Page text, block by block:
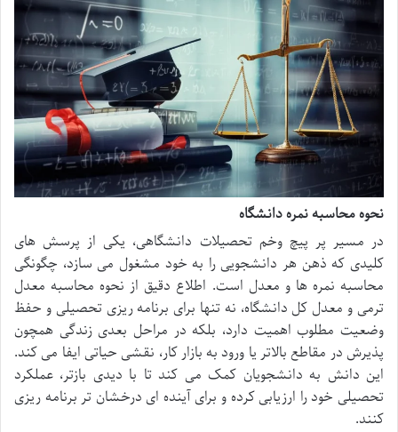
نحوه محاسبه نمره دانشگاه
در مسیر پر پیچ وخم تحصیلات دانشگاهی، یکی از پرسش های
کلیدی که ذهن هر دانشجویی را به خود مشغول می سازد، چگونگی
محاسبه نمره ها و معدل است. اطلاع دقیق از نحوه محاسبه معدل
ترمی و معدل کل دانشگاه، نه تنها برای برنامه ریزی تحصیلی و حفظ
وضعیت مطلوب اهمیت دارد، بلکه در مراحل بعدی زندگی همچون
پذیرش در مقاطع بالاتر یا ورود به بازار کار، نقشی حیاتی ایفا می کند.
این دانش به دانشجویان کمک می کند تا با دیدی بازتر، عملکرد
تحصیلی خود را ارزیابی کرده و برای آینده ای درخشان تر برنامه ریزی
کنند.